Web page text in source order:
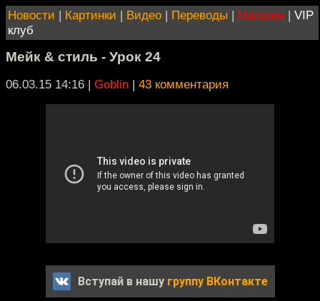
Новости | Картинки | Видео | Переводы | Магазин | VIP
клуб
Мейк & стиль - Урок 24
06.03.15 14:16 | Goblin | 43 комментария
Вступай в нашу группу ВКонтакте